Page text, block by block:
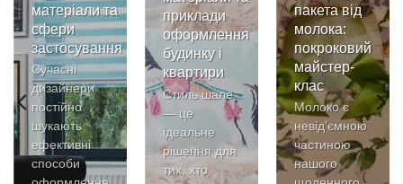
матеріали та
сфери
застосування
Сучасні
дизайнери
постійно
шукають
ефективні
способи
приклади
оформлення
будинку і
квартири
Стиль шале
— це
ідеальне
рішення для
тих, хто
пакета від
молока:
покроковий
майстер-
клас
Молоко є
невід’ємною
частиною
нашого